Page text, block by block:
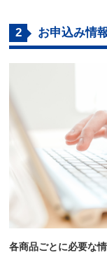
2 お申込み情
各商品ごとに必要な